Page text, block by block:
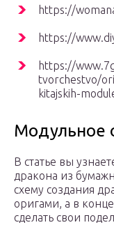
https://
https://
https://
tvorchestvo/
kitajskih-
Модульное
В статье вы
дракона из
схему создания
оригами, а в
сделать свои